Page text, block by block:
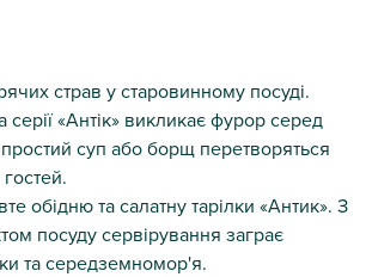
страв у старовинному посуді.
«Антік» викликає фурор серед
простий суп або борщ перетворяться
обідню та салатну тарілки «Антик». З
посуду сервірування заграє
та середземномор'я.